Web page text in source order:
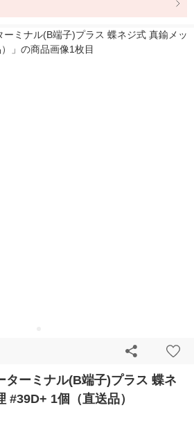
ターミナル(B端子)プラス 蝶ネ
#39D+ 1個（直送品）